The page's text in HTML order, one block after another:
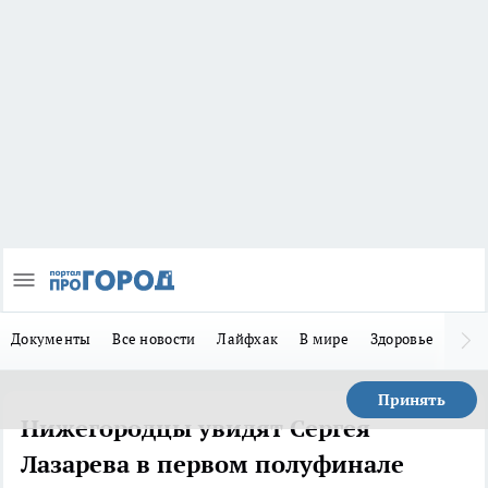
Документы Все новости Лайфхак В мире Здоровье
Принять
Нижегородцы увидят Сергея
Лазарева в первом полуфинале